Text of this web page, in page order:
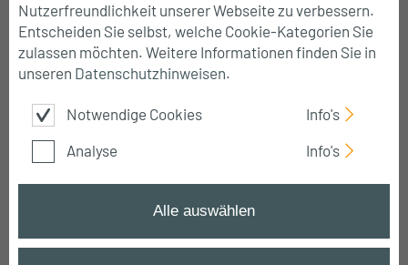
KI-Modul-Kurse |
Online-Schulungen
Effizient lernen: KI-Kompetenzen in kompakten
Modulen von Confex
Startseite➔Modul Kurse➔KI Modul Kurse
Nutzerfreundlichkeit unserer Webseite zu verbessern.
Entscheiden Sie selbst, welche Cookie-Kategorien Sie
zulassen möchten. Weitere Informationen finden Sie in
unseren Datenschutzhinweisen.
Notwendige Cookies
Info's
Analyse
Info's
Alle auswählen